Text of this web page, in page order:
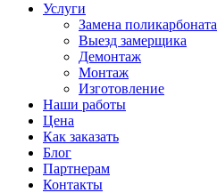
Услуги
Замена поликарбоната
Выезд замерщика
Демонтаж
Монтаж
Изготовление
Наши работы
Цена
Как заказать
Блог
Партнерам
Контакты